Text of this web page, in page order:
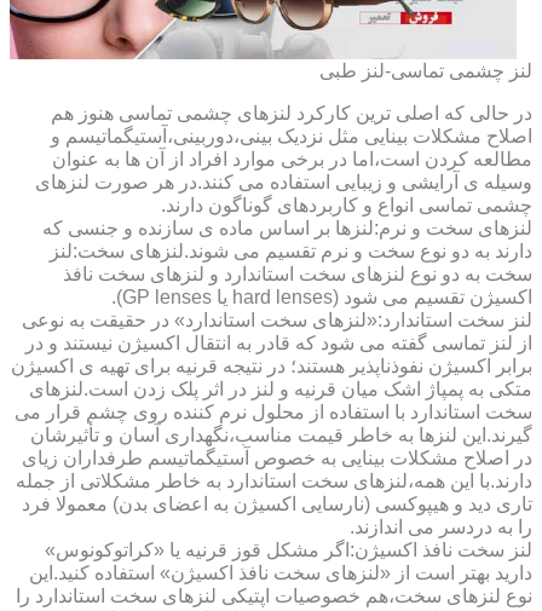
لنز چشمی تماسی-لنز طبی
در حالی که اصلی ترین کارکرد لنزهای چشمی تماسی هنوز هم
اصلاح مشکلات بینایی مثل نزدیک بینی،دوربینی،آستیگماتیسم و
مطالعه کردن است،اما در برخی موارد افراد از آن ها به عنوان
وسیله ی آرایشی و زیبایی استفاده می کنند.در هر صورت لنزهای
چشمی تماسی انواع و کاربردهای گوناگون دارند.
لنزهای سخت و نرم:لنزها بر اساس ماده ی سازنده و جنسی که
دارند به دو نوع سخت و نرم تقسیم می شوند.لنزهای سخت:لنز
سخت به دو نوع لنزهای سخت استاندارد و لنزهای سخت نافذ
اکسیژن تقسیم می شود (hard lenses یا GP lenses).
لنز سخت استاندارد:«لنزهای سخت استاندارد» در حقیقت به نوعی
از لنز تماسی گفته می شود که قادر به انتقال اکسیژن نیستند و در
برابر اکسیژن نفوذناپذیر هستند؛ در نتیجه قرنیه برای تهیه ی اکسیژن
متکی به پمپاژ اشک میان قرنیه و لنز در اثر پلک زدن است.لنزهای
سخت استاندارد با استفاده از محلول نرم کننده روی چشم قرار می
گیرند.این لنزها به خاطر قیمت مناسب،نگهداری آسان و تأثیرشان
در اصلاح مشکلات بینایی به خصوص آستیگماتیسم طرفداران زیای
دارند.با این همه،لنزهای سخت استاندارد به خاطر مشکلاتی از جمله
تاری دید و هیپوکسی (نارسایی اکسیژن به اعضای بدن) معمولا فرد
را به دردسر می اندازند.
لنز سخت نافذ اکسیژن:اگر مشکل قوز قرنیه یا «کراتوکونوس»
دارید بهتر است از «لنزهای سخت نافذ اکسیژن» استفاده کنید.این
نوع لنزهای سخت،هم خصوصیات اپتیکی لنزهای سخت استاندارد را